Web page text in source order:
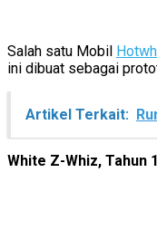
Salah satu Mobil
ini dibuat sebagai
Artikel Terkait:
White Z-Whiz, Tahun